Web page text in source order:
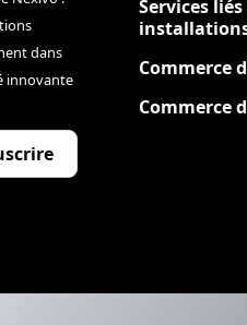
dans
innovante
Services
Commerce
Commerce